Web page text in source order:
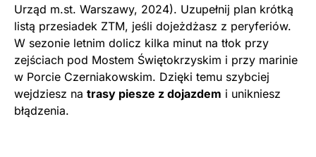
Urząd m.st. Warszawy, 2024). Uzupełnij plan krótką
listą przesiadek ZTM, jeśli dojeżdżasz z peryferiów.
W sezonie letnim dolicz kilka minut na tłok przy
zejściach pod Mostem Świętokrzyskim i przy marinie
w Porcie Czerniakowskim. Dzięki temu szybciej
wejdziesz na trasy piesze z dojazdem i unikniesz
błądzenia.